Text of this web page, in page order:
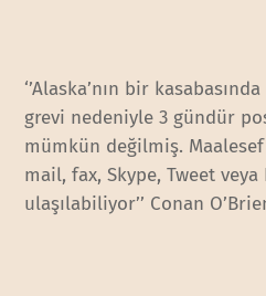
‘’Alaska’nın bir
grevi nedeniyle 3 gündür
mümkün değilmiş.
mail, fax, Skype, Tweet
ulaşılabiliyor’’ Conan